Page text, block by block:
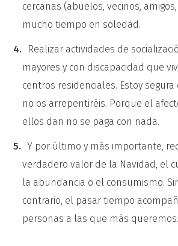
cercanas (abuelos, vecinos,
mucho tiempo en soledad.
Realizar actividades de
mayores y con discapacidad que
centros residenciales. Estoy
no os arrepentiréis. Porque el
ellos dan no se paga con nada.
Y por último y más importante,
verdadero valor de la Navidad, el
la abundancia o el consumismo.
contrario, el pasar tiempo
personas a las que más queremos.